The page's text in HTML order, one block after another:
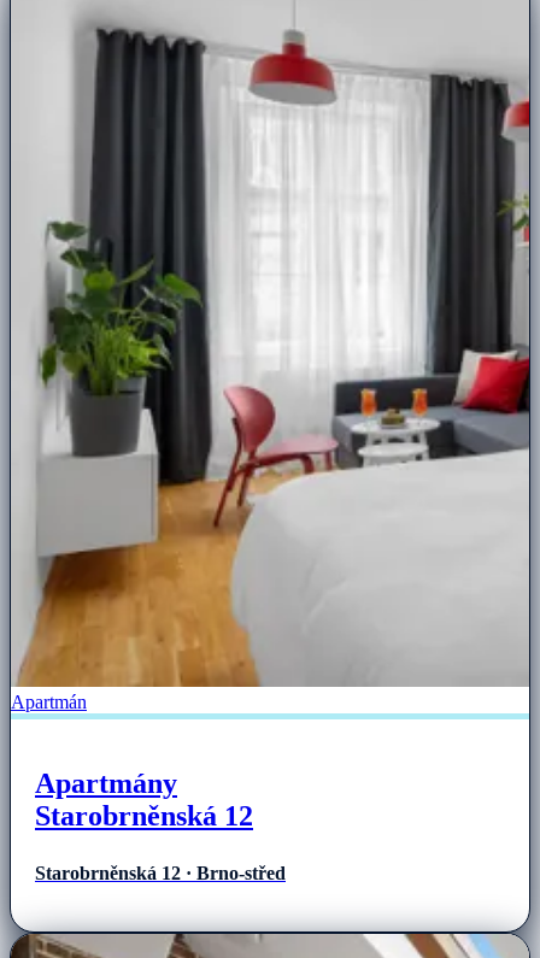
Apartmán
Apartmány
Starobrněnská 12
Starobrněnská 12 · Brno-střed